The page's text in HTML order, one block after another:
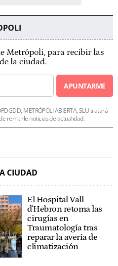
Metrópoli, para recibir las
la ciudad.
APUNTARME
METRÓPOLI ABIERTA, SLU tratará
remitirle noticias de actualidad.
CIUDAD
El Hospital Vall
d'Hebron retoma las
cirugías en
Traumatología tras
reparar la avería de
climatización